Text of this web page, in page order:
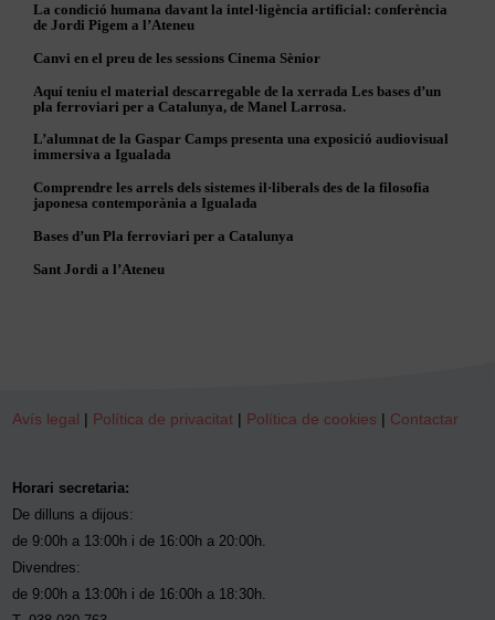
La condició humana davant la intel·ligència artificial: conferència
de Jordi Pigem a l’Ateneu
Canvi en el preu de les sessions Cinema Sènior
Aquí teniu el material descarregable de la xerrada Les bases d’un
pla ferroviari per a Catalunya, de Manel Larrosa.
L’alumnat de la Gaspar Camps presenta una exposició audiovisual
immersiva a Igualada
Comprendre les arrels dels sistemes il·liberals des de la filosofia
japonesa contemporània a Igualada
Bases d’un Pla ferroviari per a Catalunya
Sant Jordi a l’Ateneu
Avís legal | Política de privacitat | Política de cookies | Contactar
Horari secretaria:
De dilluns a dijous:
de 9:00h a 13:00h i de 16:00h a 20:00h.
Divendres:
de 9:00h a 13:00h i de 16:00h a 18:30h.